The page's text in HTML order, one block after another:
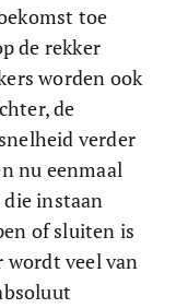
toe
de rekker
worden ook
de
verder
nu eenmaal
instaan
of sluiten is
wordt veel van